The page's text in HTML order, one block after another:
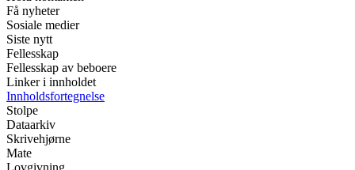
Få nyheter
Sosiale medier
Siste nytt
Fellesskap
Fellesskap av beboere
Linker i innholdet
Innholdsfortegnelse
Stolpe
Dataarkiv
Skrivehjørne
Mate